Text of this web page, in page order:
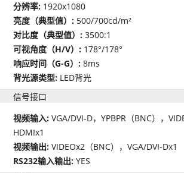
分辨率: 1920x1080
亮度（典型值）: 500/700cd/m²
对比度（典型值）:3500:1
可视角度（H/V）: 178°/178°
响应时间（G-G）:8ms
背光源类型: LED背光
信号接口
视频输入:VGA/DVI-D，YPBPR（BNC），
HDMIx1
视频输出:VIDEOx2（BNC），VGA/DVI-Dx1
RS232输入输出:YES